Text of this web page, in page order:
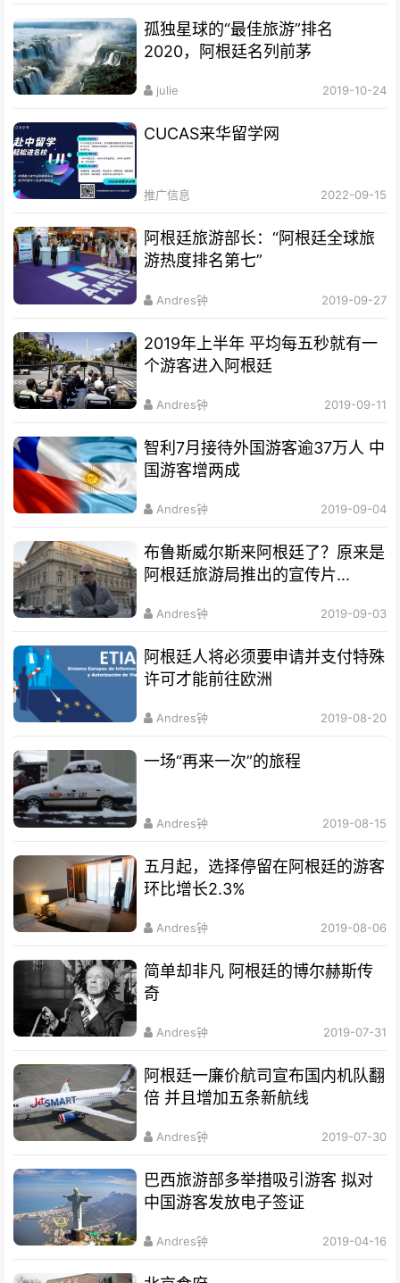
孤独星球的“最佳旅游”排名
2020，阿根廷名列前茅
julie 2019-10-24
CUCAS来华留学网
推广信息 2022-09-15
阿根廷旅游部长：“阿根廷全球旅
游热度排名第七”
Andres钟 2019-09-27
2019年上半年 平均每五秒就有一
个游客进入阿根廷
Andres钟 2019-09-11
智利7月接待外国游客逾37万人 中
国游客增两成
Andres钟 2019-09-04
布鲁斯威尔斯来阿根廷了？原来是
阿根廷旅游局推出的宣传片...
Andres钟 2019-09-03
阿根廷人将必须要申请并支付特殊
许可才能前往欧洲
Andres钟 2019-08-20
一场“再来一次”的旅程
Andres钟 2019-08-15
五月起，选择停留在阿根廷的游客
环比增长2.3%
Andres钟 2019-08-06
简单却非凡 阿根廷的博尔赫斯传
奇
Andres钟 2019-07-31
阿根廷一廉价航司宣布国内机队翻
倍 并且增加五条新航线
Andres钟 2019-07-30
巴西旅游部多举措吸引游客 拟对
中国游客发放电子签证
Andres钟 2019-04-16